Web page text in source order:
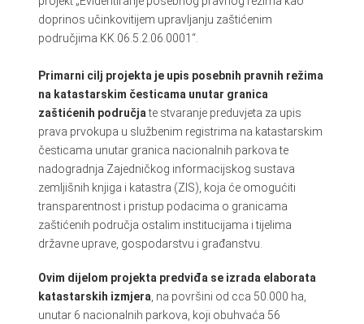
doprinos učinkovitijem upravljanju zaštićenim
područjima KK.06.5.2.06.0001“.
Primarni cilj projekta je upis posebnih pravnih režima
na katastarskim česticama unutar granica
zaštićenih područjate stvaranje preduvjeta za upis
prava prvokupa u službenim registrima na katastarskim
česticama unutar granica nacionalnih parkova te
nadogradnja Zajedničkog informacijskog sustava
zemljišnih knjiga i katastra (ZIS), koja će omogućiti
transparentnost i pristup podacima o granicama
zaštićenih područja ostalim institucijama i tijelima
državne uprave, gospodarstvu i građanstvu.
Ovim dijelom projekta predviđa se izrada elaborata
katastarskih izmjera , na površini od cca 50.000 ha,
unutar 6 nacionalnih parkova, koji obuhvaća 56